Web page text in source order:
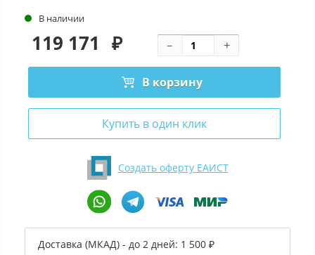
В наличии
119 171 ₽
В корзину
Купить в один клик
Создать оферту ЕАИСТ
Доставка (МКАД) - до 2 дней: 1 500 ₽